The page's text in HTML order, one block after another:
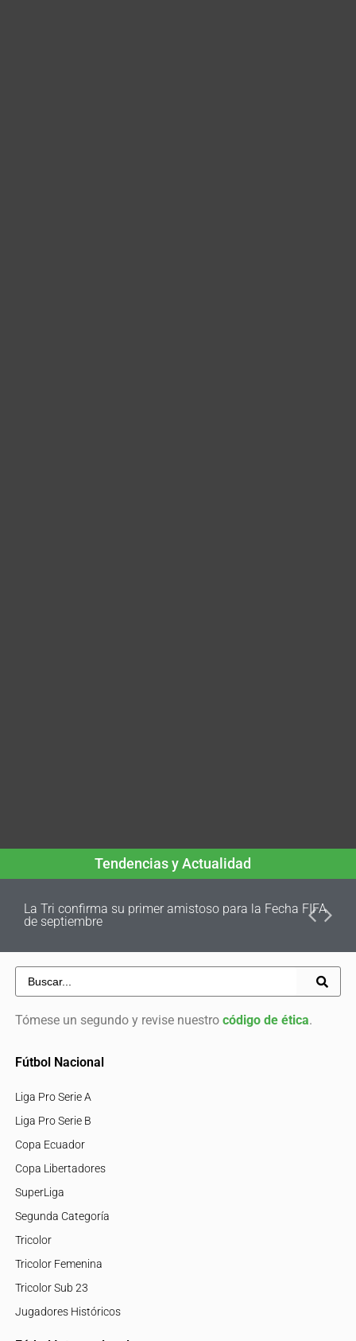
Tendencias y Actualidad
La Tri confirma su primer amistoso para la Fecha FIFA
de septiembre
Tómese un segundo y revise nuestro código de ética.
Fútbol Nacional
Liga Pro Serie A
Liga Pro Serie B
Copa Ecuador
Copa Libertadores
SuperLiga
Segunda Categoría
Tricolor
Tricolor Femenina
Tricolor Sub 23
Jugadores Históricos